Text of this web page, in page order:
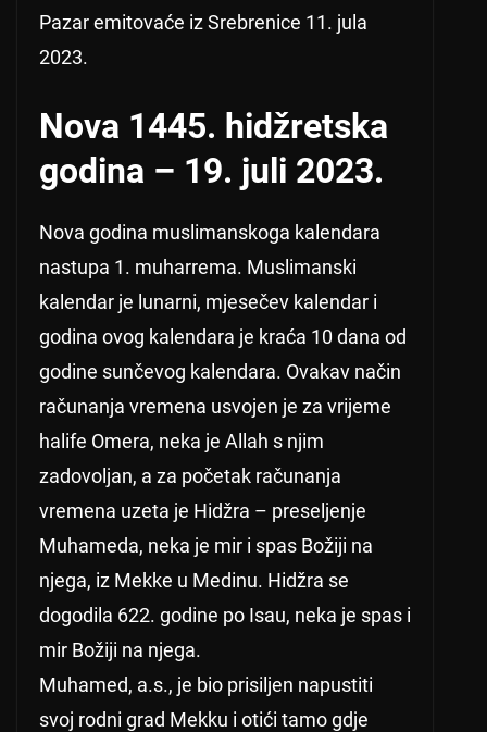
Pazar emitovaće iz Srebrenice 11. jula
2023.
Nova 1445. hidžretska
godina – 19. juli 2023.
Nova godina muslimanskoga kalendara
nastupa 1. muharrema. Muslimanski
kalendar je lunarni, mjesečev kalendar i
godina ovog kalendara je kraća 10 dana od
godine sunčevog kalendara. Ovakav način
računanja vremena usvojen je za vrijeme
halife Omera, neka je Allah s njim
zadovoljan, a za početak računanja
vremena uzeta je Hidžra – preseljenje
Muhameda, neka je mir i spas Božiji na
njega, iz Mekke u Medinu. Hidžra se
dogodila 622. godine po Isau, neka je spas i
mir Božiji na njega.
Muhamed, a.s., je bio prisiljen napustiti
svoj rodni grad Mekku i otići tamo gdje